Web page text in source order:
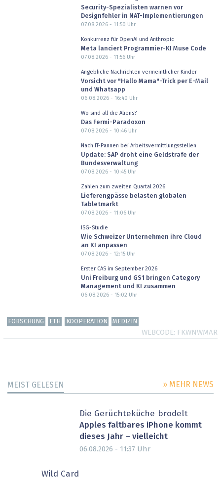
Security-Spezialisten warnen vor
Designfehler in NAT-Implementierungen
07.08.2026 - 11:50 Uhr
Konkurrenz für OpenAI und Anthropic
Meta lanciert Programmier-KI Muse Code
07.08.2026 - 11:56Uhr
Angebliche Nachrichten vermeintlicher Kinder
Vorsicht vor "Hallo Mama"-Trick per E-Mail
und Whatsapp
06.08.2026 - 16:40 Uhr
Wo sind all die Aliens?
Das Fermi-Paradoxon
07.08.2026 - 10:46Uhr
Nach IT-Pannen bei Arbeitsvermittlungsstellen
Update: SAP droht eine Geldstrafe der
Bundesverwaltung
07.08.2026 - 10:45Uhr
Zahlen zum zweiten Quartal 2026
Lieferengpässe belasten globalen
Tabletmarkt
07.08.2026 - 11:06Uhr
ISG-Studie
Wie Schweizer Unternehmen ihre Cloud
an KI anpassen
07.08.2026 - 12:15Uhr
Erster CAS im September 2026
Uni Freiburg und GS1 bringen Category
Management und KI zusammen
06.08.2026 - 15:02 Uhr
FORSCHUNG ETH KOOPERATION MEDIZIN
WEBCODE FKWNWMAR
MEIST GELESEN » MEHR NEWS
Die Gerüchteküche brodelt
Apples faltbares iPhone kommt
dieses Jahr – vielleicht
06.08.2026 - 11:37 Uhr
Wild Card